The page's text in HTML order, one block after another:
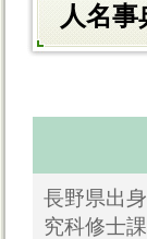
人名事
長野県出
究科修士